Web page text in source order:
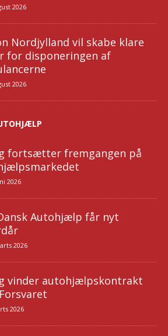
2026
Nordjylland vil skabe klare
for disponeringen af
2026
fortsætter fremgangen på
2026
Autohjælp får nyt
2026
vinder autohjælpskontrakt
2026